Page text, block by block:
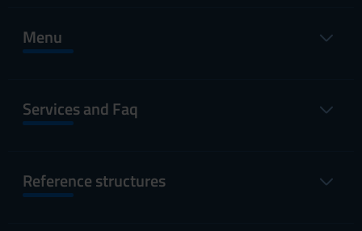
Menu
Services and Faq
Reference structures